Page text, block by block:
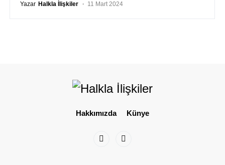
Yazar Halkla İlişkiler 11 Mart 2024
Hakkımızda Künye